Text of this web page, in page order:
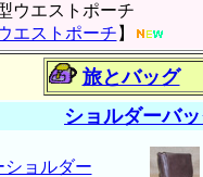
ウエストポーチ
エストポーチ 】
旅とバッグ
ショルダーバ
ショルダー